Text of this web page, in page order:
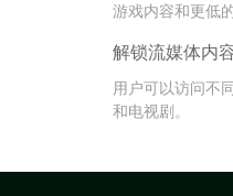
游戏内容和更低
解锁流媒体内
用户可以访问不
和电视剧。